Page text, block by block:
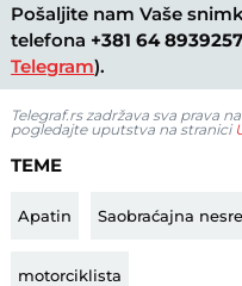
Pošaljite nam Vaše
telefona +381 64 8939257
Telegram).
Telegraf.rs zadržava sva prava
pogledajte uputstva na stranici
TEME
Apatin Saobraćajna
motorciklista